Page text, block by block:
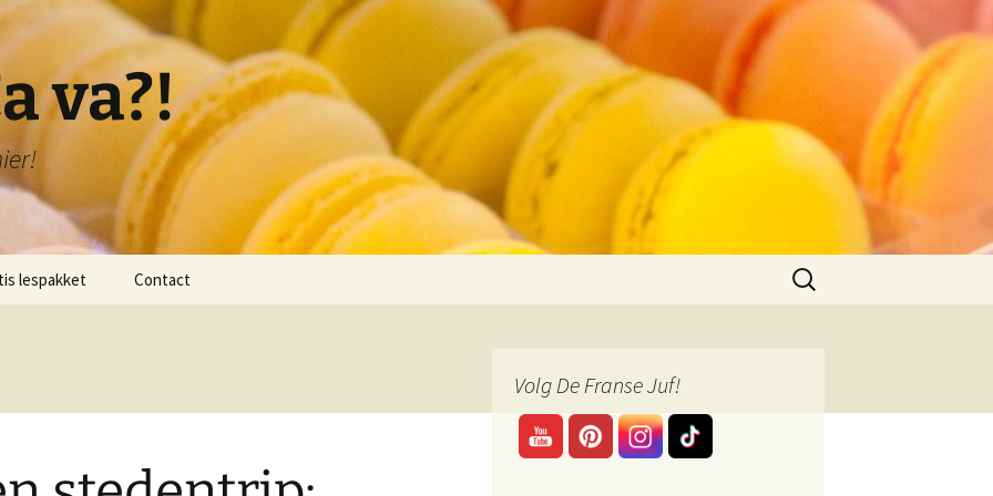
va?!
lespakket
3: Je compte de 1-20
Contact
Zoeken
naar:
Volg De Franse Juf!